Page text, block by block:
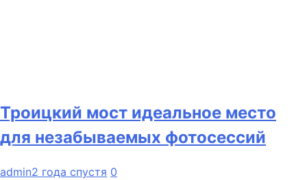
Троицкий мост идеальное место
для незабываемых фотосессий
admin2 года спустя 0